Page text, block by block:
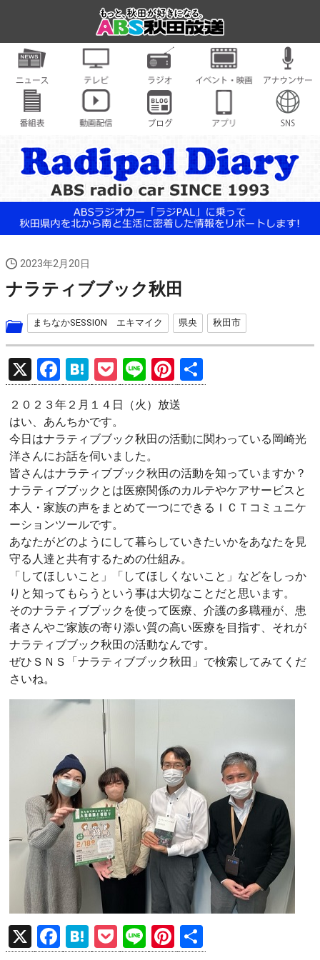
2023年2月20日
ナラティブブック秋田
まちなかSESSION エキマイク 県央 秋田市
X
F
a
ce
b
o
o
k
H
at
e
n
a
P
o
ck
et
Li
n
e
Pi
nt
er
es
t
有
２０２３年２月１４日（火）放送
はい、あんちかです。
今日はナラティブブック秋田の活動に関わっている岡崎光
洋さんにお話を伺いました。
皆さんはナラティブブック秋田の活動を知っていますか？
ナラティブブックとは医療関係のカルテやケアサービスと
本人・家族の声をまとめて一つにできるＩＣＴコミュニケ
ーションツールです。
あなたがどのようにして暮らしていきたいかをあなたを見
守る人達と共有するための仕組み。
「してほしいこと」「してほしくないこと」などをしっか
りと知ってもらうという事は大切なことだと思います。
そのナラティブブックを使って医療、介護の多職種が、患
者さんやご家族の寄り添い質の高い医療を目指す、それが
ナラティブブック秋田の活動なんです。
ぜひＳＮＳ「ナラティブブック秋田」で検索してみてくだ
さいね。
X
F
H
P
Li
Pi